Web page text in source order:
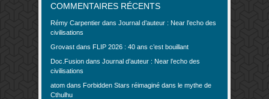
COMMENTAIRES RÉCENTS
Rémy Carpentier dans Journal d’auteur : Near l’echo des
civilisations
Grovast dans FLIP 2026 : 40 ans c’est bouillant
Doc.Fusion dans Journal d’auteur : Near l’echo des
civilisations
atom dans Forbidden Stars réimaginé dans le mythe de
Cthulhu